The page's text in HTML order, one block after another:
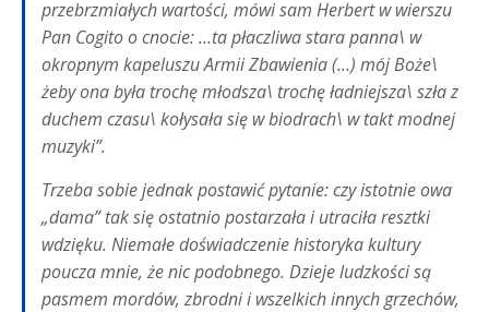
przebrzmiałych wartości, mówi sam Herbert w wierszu
Pan Cogito o cnocie: …ta płaczliwa stara panna\ w
okropnym kapeluszu Armii Zbawienia (…) mój Boże\
żeby ona była trochę młodsza\ trochę ładniejsza\ szła z
duchem czasu\ kołysała się w biodrach\ w takt modnej
muzyki”.
Trzeba sobie jednak postawić pytanie: czy istotnie owa
„dama” tak się ostatnio postarzała i utraciła resztki
wdzięku. Niemałe doświadczenie historyka kultury
poucza mnie, że nic podobnego. Dzieje ludzkości są
pasmem mordów, zbrodni i wszelkich innych grzechów,